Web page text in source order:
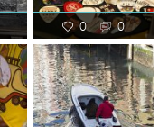
0 0